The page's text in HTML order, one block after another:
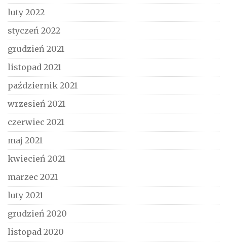
luty 2022
styczeń 2022
grudzień 2021
listopad 2021
październik 2021
wrzesień 2021
czerwiec 2021
maj 2021
kwiecień 2021
marzec 2021
luty 2021
grudzień 2020
listopad 2020